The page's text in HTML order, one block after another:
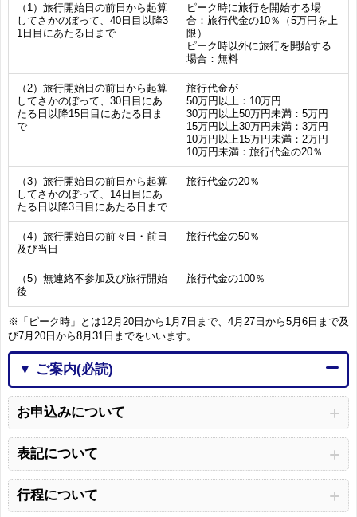
（1）旅行開始日の前日から起算
してさかのぼって、40日目以降3
1日目にあたる日まで
ピーク時に旅行を開始する場
合：旅行代金の10％（5万円を上
限）
ピーク時以外に旅行を開始する
場合：無料
（2）旅行開始日の前日から起算
してさかのぼって、30日目にあ
たる日以降15日目にあたる日ま
で
旅行代金が
50万円以上：10万円
30万円以上50万円未満：5万円
15万円以上30万円未満：3万円
10万円以上15万円未満：2万円
10万円未満：旅行代金の20％
（3）旅行開始日の前日から起算
してさかのぼって、14日目にあ
たる日以降3日目にあたる日まで
旅行代金の20％
（4）旅行開始日の前々日・前日
及び当日
旅行代金の50％
（5）無連絡不参加及び旅行開始
後
旅行代金の100％
※「ピーク時」とは12月20日から1月7日まで、4月27日から5月6日まで及
び7月20日から8月31日までをいいます。
▼ ご案内(必読)
お申込みについて
表記について
行程について